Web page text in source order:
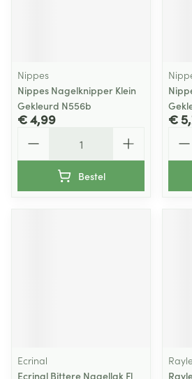
Nippes
Nippes Nagelknipper Klein
Gekleurd N556b
€ 4,99
Bestel
€
Ecrinal
Ecrinal Bittere Nagellak Fl